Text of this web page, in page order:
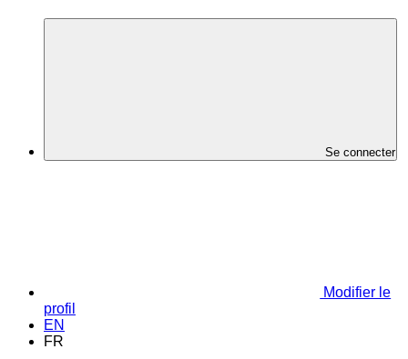
Se connecter
Modifier le
profil
EN
FR